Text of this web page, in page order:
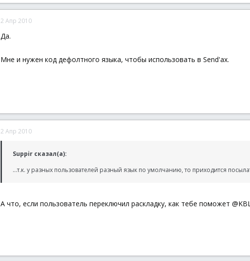
2 Апр 2010
Да.
Мне и нужен код дефолтного языка, чтобы использовать в Send'ах.
2 Апр 2010
Suppir сказал(а):
...т.к. у разных пользователей разный язык по умолчанию, то приходится
А что, если пользователь переключил раскладку, как тебе поможет